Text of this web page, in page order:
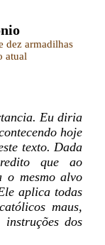
dez armadilhas
atual
Eu diria
hoje
texto. Dada
que ao
o mesmo alvo
aplica todas
maus,
instruções dos